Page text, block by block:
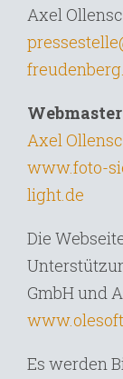
Axel
Axel
www.foto-
light.de
Die
GmbH und
Es werden